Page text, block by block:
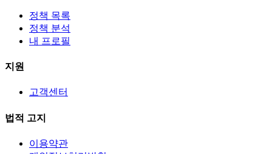
정책 목록
정책 분석
내 프로필
지원
고객센터
법적 고지
이용약관